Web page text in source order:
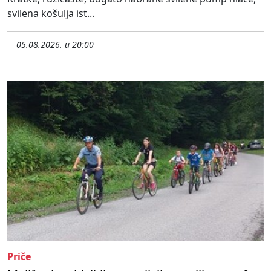
svilena košulja ist...
05.08.2026. u 20:00
Priče